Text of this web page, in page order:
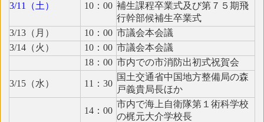
3/11（土） 10：00 補生課程卒業式及び第７５期飛
行幹部候補生卒業式
3/13（月）
10：00 市議会本会議
3/14（火）
10：00 市議会本会議
18：00 市内での市消防出初式祝賀会
3/15（水） 11：30
国土交通省中国地方整備局の森
戸義貴局長ほか
14：00
市内で海上自衛隊第１術科学校
の梶元大介学校長